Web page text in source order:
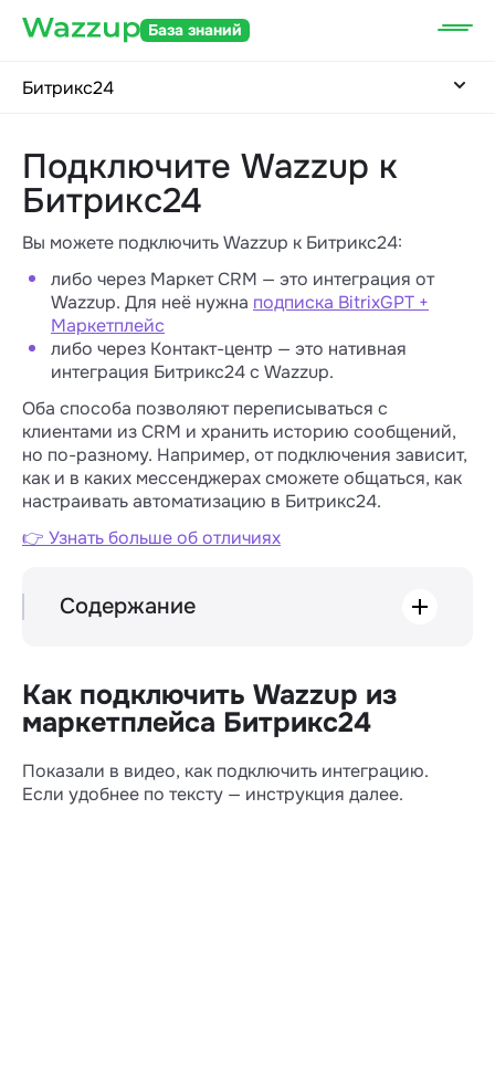
База знаний
Битрикс24
Подключите Wazzup к
Битрикс24
Вы можете подключить Wazzup к Битрикс24:
либо через Маркет CRM — это интеграция от
Wazzup. Для неё нужна подписка BitrixGPT +
Маркетплейс
либо через Контакт-центр — это нативная
интеграция Битрикс24 с Wazzup.
Оба способа позволяют переписываться с
клиентами из CRM и хранить историю сообщений,
но по-разному. Например, от подключения зависит,
как и в каких мессенджерах сможете общаться, как
настраивать автоматизацию в Битрикс24.
👉 Узнать больше об отличиях
Содержание
интеграцию из Маркета
Как подключить нативную интеграцию
Как подключить Wazzup из
маркетплейса Битрикс24
Показали в видео, как подключить интеграцию.
Если удобнее по тексту — инструкция далее.